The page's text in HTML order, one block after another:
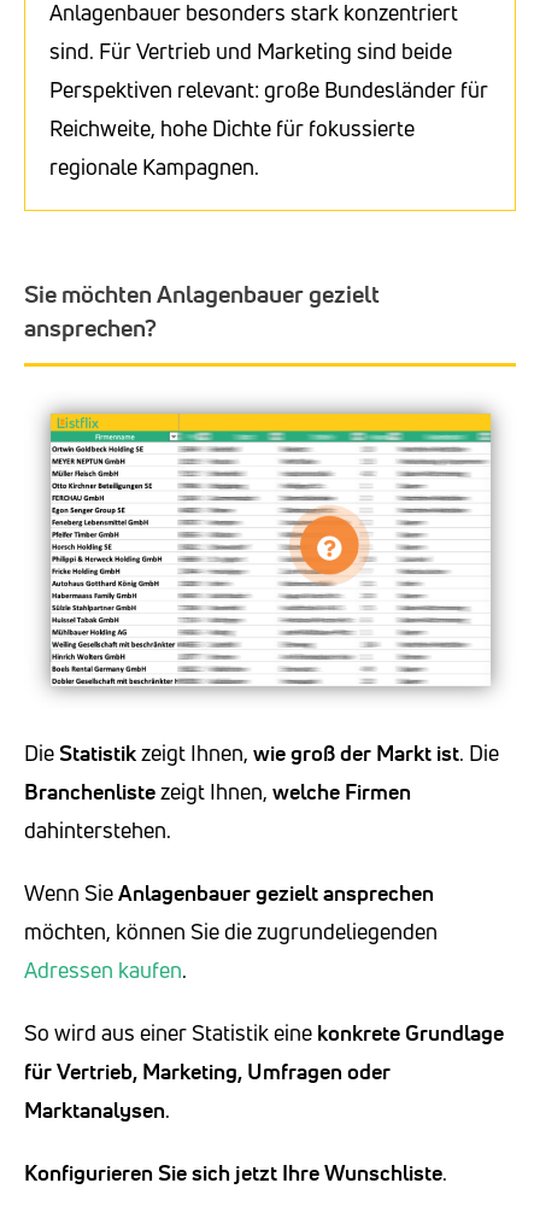
Anlagenbauer besonders stark konzentriert
sind. Für Vertrieb und Marketing sind beide
Perspektiven relevant: große Bundesländer für
Reichweite, hohe Dichte für fokussierte
regionale Kampagnen.
Sie möchten Anlagenbauer gezielt
ansprechen?
DieStatistikzeigt Ihnen, wie groß der Markt ist. Die
Branchenlistezeigt Ihnen, welche Firmen
dahinterstehen.
Wenn SieAnlagenbauergezielt ansprechen
möchten, können Sie die zugrundeliegenden
Adressen kaufen.
So wird aus einer Statistik eine konkrete Grundlage
für Vertrieb, Marketing, Umfragen oder
Marktanalysen.
Konfigurieren Sie sich jetzt Ihre Wunschliste.